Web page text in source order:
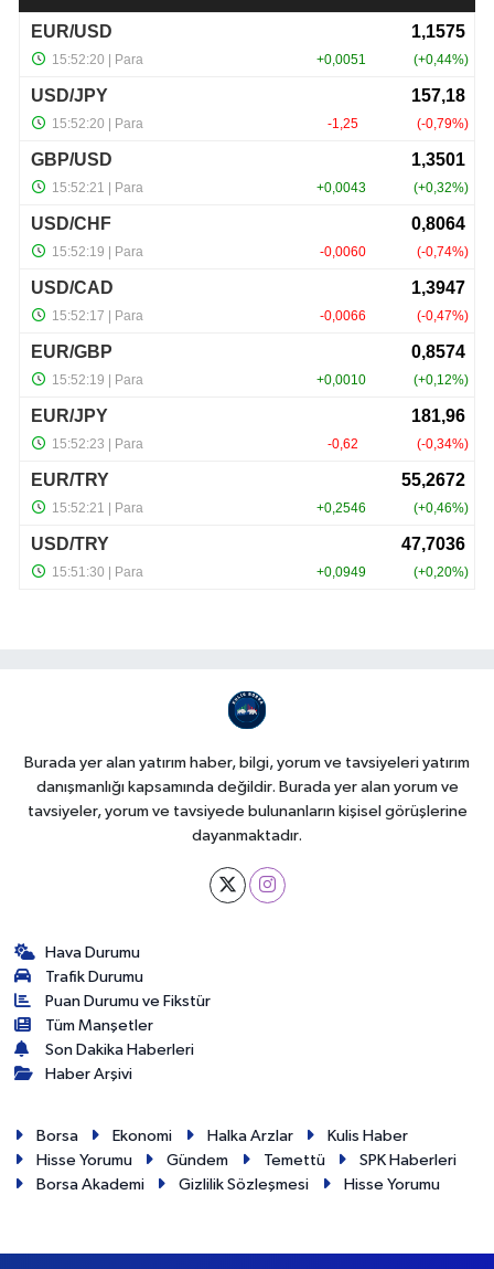
Burada yer alan yatırım haber, bilgi, yorum ve tavsiyeleri yatırım
danışmanlığı kapsamında değildir. Burada yer alan yorum ve
tavsiyeler, yorum ve tavsiyede bulunanların kişisel görüşlerine
dayanmaktadır.
Hava Durumu
Trafik Durumu
Puan Durumu ve Fikstür
Tüm Manşetler
Son Dakika Haberleri
Haber Arşivi
Borsa Ekonomi Halka Arzlar
Kulis Haber
Hisse Yorumu
Gündem Temettü
SPK Haberleri
Borsa Akademi
Gizlilik Sözleşmesi Hisse Yorumu